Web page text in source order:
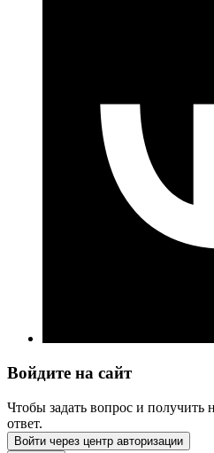
Войдите на сайт
Чтобы задать вопрос и
ответ.
Войти через центр авторизации